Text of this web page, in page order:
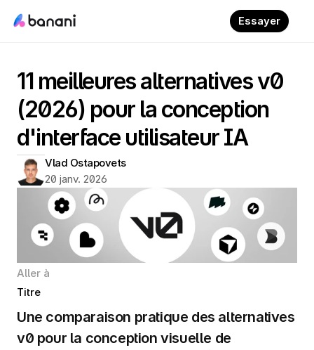
Essayer
11 meilleures alternatives v0
(2026) pour la conception
d'interface utilisateur IA
Vlad Ostapovets
20 janv. 2026
Aller à
Titre
Une comparaison pratique des alternatives
v0 pour la conception visuelle de